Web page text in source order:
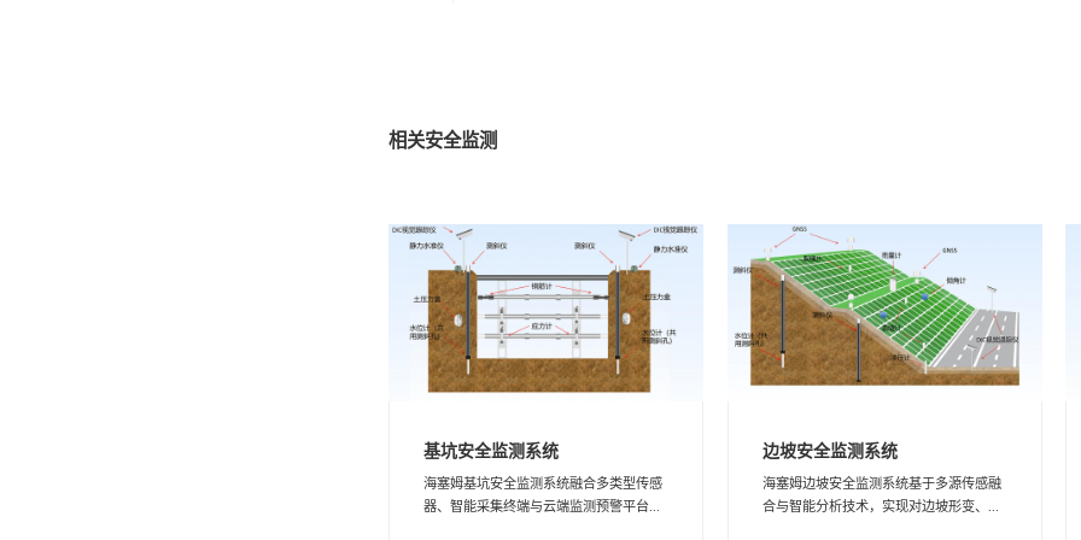
相关安全监测
基坑安全监测系统
海塞姆基坑安全监测系统融合多类型传感
器、智能采集终端与云端监测预警平台...
边坡安全监测系统
海塞姆边坡安全监测系统基于多源传感融
合与智能分析技术，实现对边坡形变、...